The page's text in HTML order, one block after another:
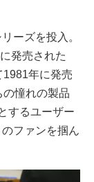
ーズを投入。
発売された
1981年に発売
憧れの製品
するユーザー
ファンを掴ん